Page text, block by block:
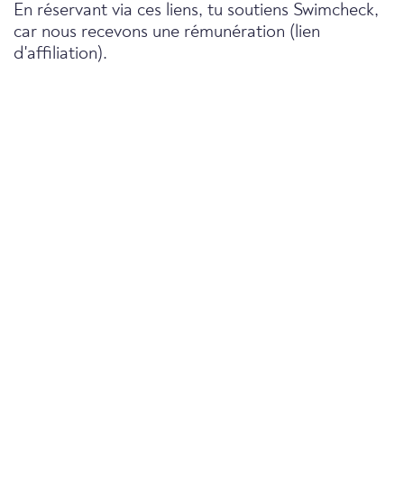
En réservant via ces liens, tu soutiens Swimcheck,
car nous recevons une rémunération (lien
d'affiliation).